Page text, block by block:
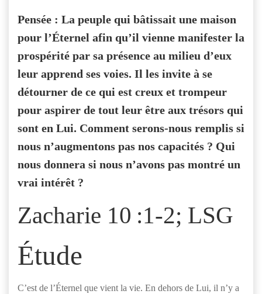
Pensée : La peuple qui bâtissait une maison
pour l’Éternel afin qu’il vienne manifester la
prospérité par sa présence au milieu d’eux
leur apprend ses voies. Il les invite à se
détourner de ce qui est creux et trompeur
pour aspirer de tout leur être aux trésors qui
sont en Lui. Comment serons-nous remplis si
nous n’augmentons pas nos capacités ? Qui
nous donnera si nous n’avons pas montré un
vrai intérêt ?
Zacharie 10 :1-2; LSG
Étude
C’est de l’Éternel que vient la vie. En dehors de Lui, il n’y a